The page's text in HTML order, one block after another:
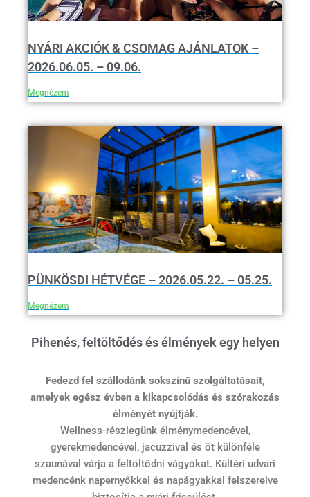
NYÁRI AKCIÓK & CSOMAG AJÁNLATOK –
2026.06.05. – 09.06.
Megnézem
PÜNKÖSDI HÉTVÉGE – 2026.05.22. – 05.25.
Megnézem
Pihenés, feltöltődés és élmények egy helyen
Fedezd fel szállodánk sokszínű szolgáltatásait,
amelyek egész évben a kikapcsolódás és szórakozás
élményét nyújtják.
Wellness-részlegünk élménymedencével,
gyerekmedencével, jacuzzival és öt különféle
szaunával várja a feltöltődni vágyókat. Kültéri udvari
medencénk napernyőkkel és napágyakkal felszerelve